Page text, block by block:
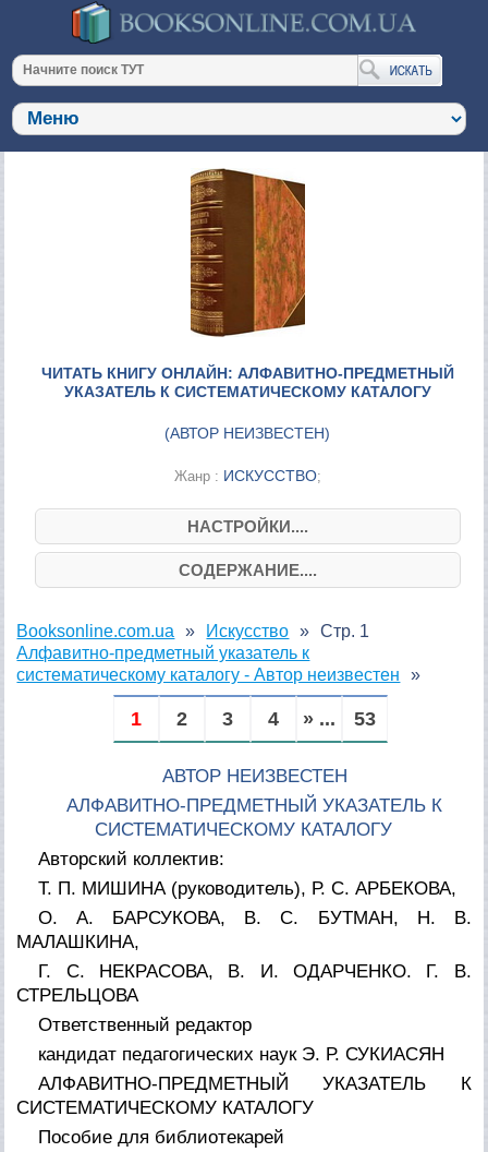
ЧИТАТЬ КНИГУ ОНЛАЙН: АЛФАВИТНО-ПРЕДМЕТНЫЙ
УКАЗАТЕЛЬ К СИСТЕМАТИЧЕСКОМУ КАТАЛОГУ
(АВТОР НЕИЗВЕСТЕН)
Жанр : ИСКУССТВО;
НАСТРОЙКИ....
СОДЕРЖАНИЕ....
Booksonline.com.ua
Искусство
Алфавитно-предметный указатель к
систематическому каталогу - Автор неизвестен
Стр. 1
1 2 3 4 » ... 53
АВТОР НЕИЗВЕСТЕН
АЛФАВИТНО-ПРЕДМЕТНЫЙ УКАЗАТЕЛЬ К
СИСТЕМАТИЧЕСКОМУ КАТАЛОГУ
Авторский коллектив:
Т. П. МИШИНА (руководитель), Р. С. АРБЕКОВА,
О. А. БАРСУКОВА, В. С. БУТМАН, Н. В.
МАЛАШКИНА,
Г. С. НЕКРАСОВА, В. И. ОДАРЧЕНКО. Г. В.
СТРЕЛЬЦОВА
Ответственный редактор
кандидат педагогических наук Э. Р. СУКИАСЯН
АЛФАВИТНО-ПРЕДМЕТНЫЙ УКАЗАТЕЛЬ К
СИСТЕМАТИЧЕСКОМУ КАТАЛОГУ
Пособие для библиотекарей